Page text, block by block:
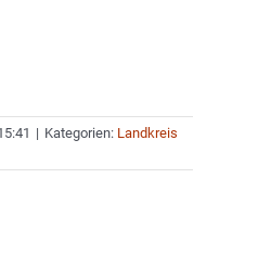
| Kategorien: Landkreis